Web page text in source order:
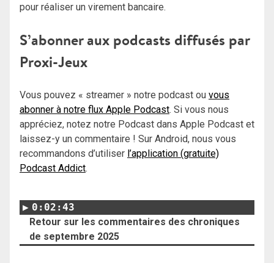
pour réaliser un virement bancaire.
S’abonner aux podcasts diffusés par
Proxi-Jeux
Vous pouvez « streamer » notre podcast ou vous
abonner à notre flux Apple Podcast. Si vous nous
appréciez, notez notre Podcast dans Apple Podcast et
laissez-y un commentaire ! Sur Android, nous vous
recommandons d’utiliser l’application (gratuite)
Podcast Addict.
0:02:43
Retour sur les commentaires des chroniques
de septembre 2025